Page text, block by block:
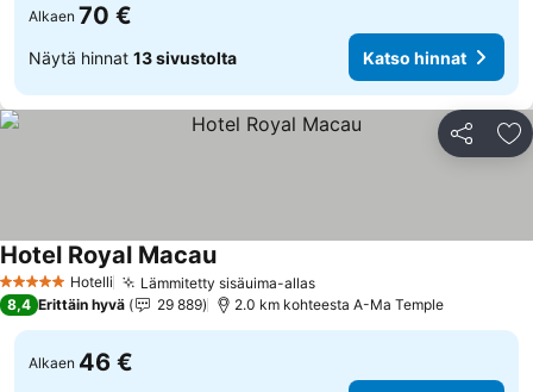
Alkaen 70 €
Näytä hinnat 13 sivustolta Katso hinnat
Jaa
5 Tähtiluokitus
Hotelli Lämmitetty sisäuima-allas
Hotel Royal Macau
8,4 Erittäin hyvä 29 889 2.0 km kohteesta A-Ma Temple
Alkaen 46 €